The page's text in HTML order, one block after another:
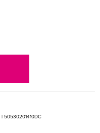
| 50530201410DC